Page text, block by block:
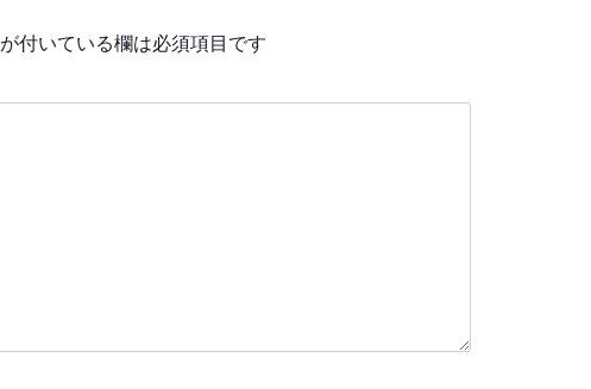
が付いている欄は必須項目です